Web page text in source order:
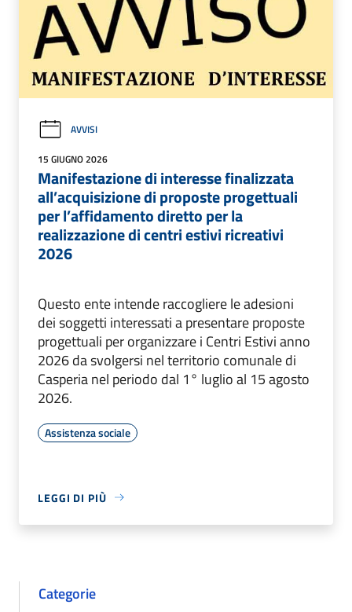
AVVISI
15 GIUGNO 2026
Manifestazione di interesse finalizzata
all’acquisizione di proposte progettuali
per l’affidamento diretto per la
realizzazione di centri estivi ricreativi
2026
Questo ente intende raccogliere le adesioni
dei soggetti interessati a presentare proposte
progettuali per organizzare i Centri Estivi anno
2026 da svolgersi nel territorio comunale di
Casperia nel periodo dal 1° luglio al 15 agosto
2026.
Assistenza sociale
LEGGI DI PIÙ
Categorie